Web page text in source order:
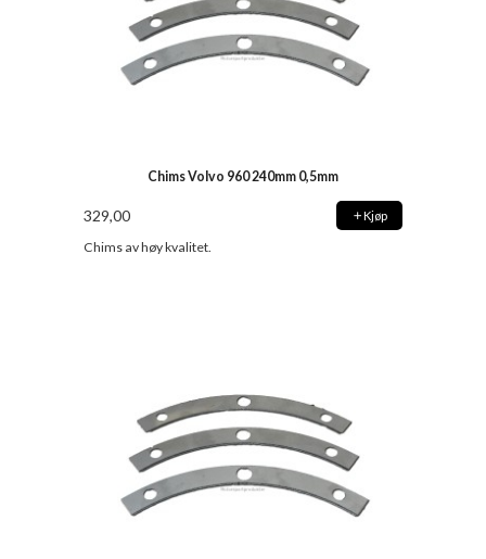
Chims Volvo 960 240mm 0,5mm
329,00 Kjøp
Chims av høy kvalitet.